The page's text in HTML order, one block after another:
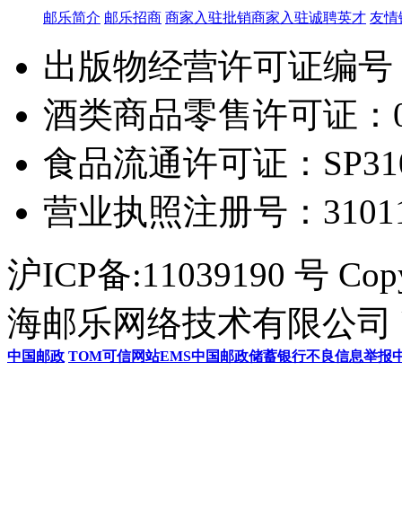
邮乐简介 邮乐招商 商家入驻批销商家入驻诚聘英才 友情
出版物经营许可证编
酒类商品零售许可证：
食品流通许可证：
营业执照注册号：
沪ICP备:11039190 号
海邮乐网络技术有限公司
中国邮政 TOM可信网站EMS中国邮政储蓄银行不良信息举报